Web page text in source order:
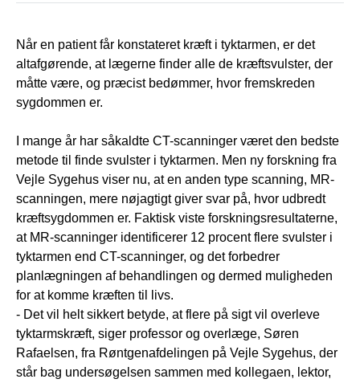
Når en patient får konstateret kræft i tyktarmen, er det
altafgørende, at lægerne finder alle de kræftsvulster, der
måtte være, og præcist bedømmer, hvor fremskreden
sygdommen er.
I mange år har såkaldte CT-scanninger været den bedste
metode til finde svulster i tyktarmen. Men ny forskning fra
Vejle Sygehus viser nu, at en anden type scanning, MR-
scanningen, mere nøjagtigt giver svar på, hvor udbredt
kræftsygdommen er. Faktisk viste forskningsresultaterne,
at MR-scanninger identificerer 12 procent flere svulster i
tyktarmen end CT-scanninger, og det forbedrer
planlægningen af behandlingen og dermed muligheden
for at komme kræften til livs.
- Det vil helt sikkert betyde, at flere på sigt vil overleve
tyktarmskræft, siger professor og overlæge, Søren
Rafaelsen, fra Røntgenafdelingen på Vejle Sygehus, der
står bag undersøgelsen sammen med kollegaen, lektor,